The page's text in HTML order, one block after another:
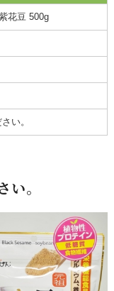
花豆 500g
い。
。